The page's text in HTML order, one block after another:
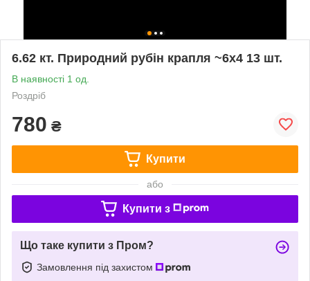
6.62 кт. Природний рубін крапля ~6х4 13 шт.
В наявності 1 од.
Роздріб
780 ₴
Купити
або
Купити з
Що таке купити з Пром?
Замовлення під захистом